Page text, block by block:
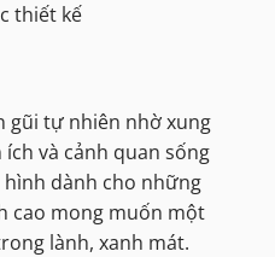
thiết kế
gũi tự nhiên nhờ xung
và cảnh quan sống
dành cho những
cao mong muốn một
lành, xanh mát.